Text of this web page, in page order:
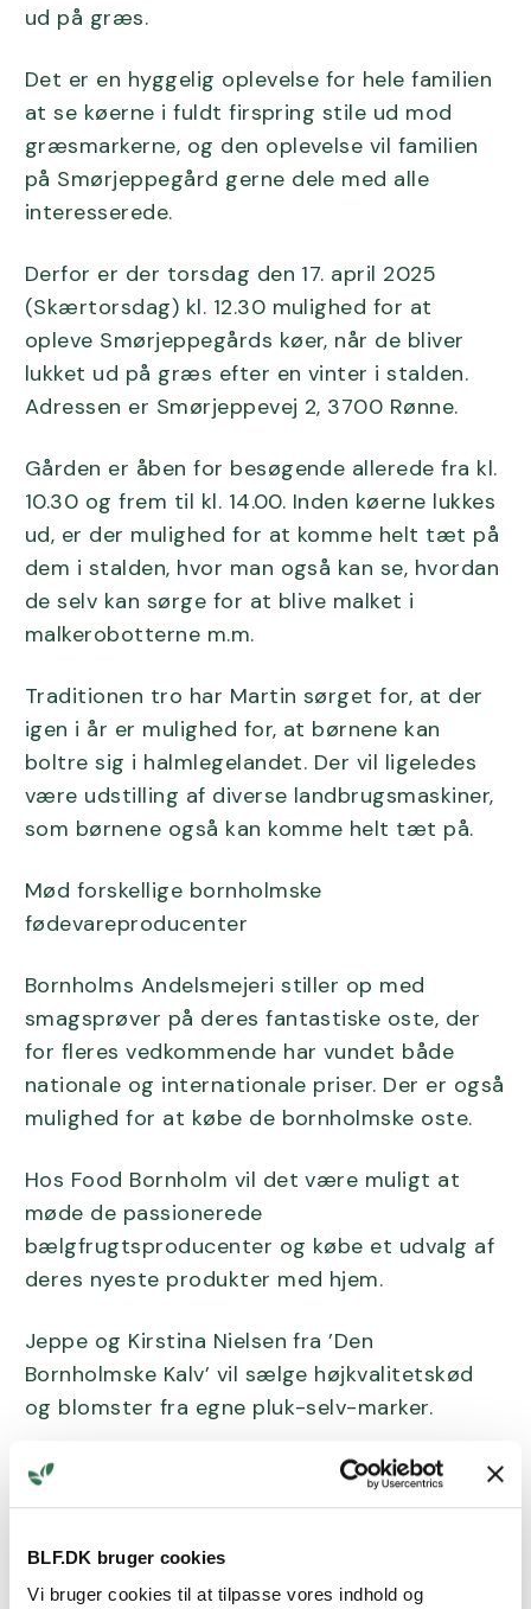
BLF.DK bruger cookies
Vi bruger cookies til at tilpasse vores indhold og
ud på græs.
Det er en hyggelig oplevelse for hele familien
at se køerne i fuldt firspring stile ud mod
græsmarkerne, og den oplevelse vil familien
på Smørjeppegård gerne dele med alle
interesserede.
Derfor er der torsdag den 17. april 2025
(Skærtorsdag) kl. 12.30 mulighed for at
opleve Smørjeppegårds køer, når de bliver
lukket ud på græs efter en vinter i stalden.
Adressen er Smørjeppevej 2, 3700 Rønne.
Gården er åben for besøgende allerede fra kl.
10.30 og frem til kl. 14.00. Inden køerne lukkes
ud, er der mulighed for at komme helt tæt på
dem i stalden, hvor man også kan se, hvordan
de selv kan sørge for at blive malket i
malkerobotterne m.m.
Traditionen tro har Martin sørget for, at der
igen i år er mulighed for, at børnene kan
boltre sig i halmlegelandet. Der vil ligeledes
være udstilling af diverse landbrugsmaskiner,
som børnene også kan komme helt tæt på.
Mød forskellige bornholmske
fødevareproducenter
Bornholms Andelsmejeri stiller op med
smagsprøver på deres fantastiske oste, der
for fleres vedkommende har vundet både
nationale og internationale priser. Der er også
mulighed for at købe de bornholmske oste.
Hos Food Bornholm vil det være muligt at
møde de passionerede
bælgfrugtsproducenter og købe et udvalg af
deres nyeste produkter med hjem.
Jeppe og Kirstina Nielsen fra ’Den
Bornholmske Kalv’ vil sælge højkvalitetskød
og blomster fra egne pluk-selv-marker.
Det vil som altid være muligt at købe
forskelligt til at stille sulten og tørsten i
LandboUngdoms madstande.